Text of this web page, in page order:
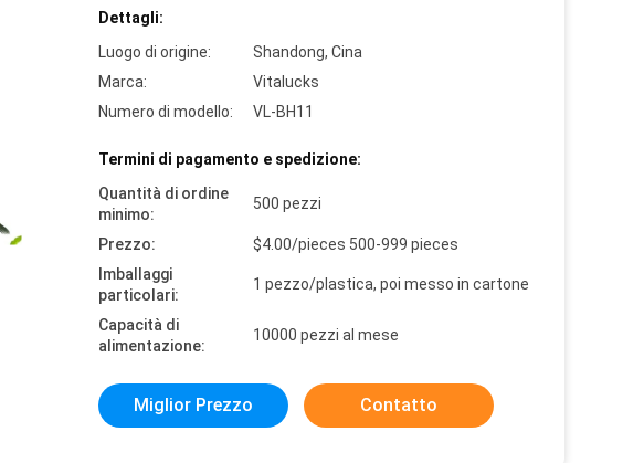
Dettagli:
Luogo di origine:
Shandong, Cina
Marca:
Vitalucks
Numero di modello:
VL-BH11
Termini di pagamento e spedizione:
Quantità di ordine
minimo:
500 pezzi
Prezzo:
$4.00/pieces 500-999 pieces
Imballaggi
particolari:
1 pezzo/plastica, poi messo in cartone
Capacità di
alimentazione:
10000 pezzi al mese
Miglior Prezzo Contatto